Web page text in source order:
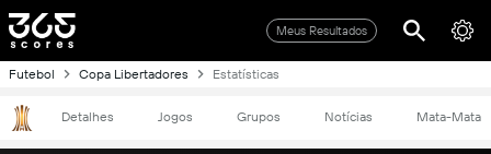
Meus Resultados
Futebol Copa Libertadores Estatísticas
Detalhes Jogos Grupos Notícias Mata-Mata